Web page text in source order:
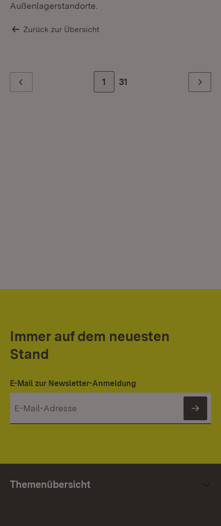
Außenlagerstandorte.
Zurück zur Übersicht
Zur Seite
1 Zur letzten Seite
31 Weiter
Immer auf dem neuesten
Stand
E-Mail zur Newsletter-Anmeldung
Themenübersicht